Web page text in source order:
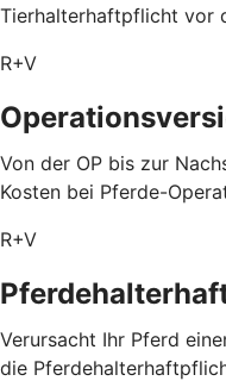
Tierhalterhaftpflicht vor
R+V
Von der OP bis zur
Kosten bei Pferde-
R+V
Verursacht Ihr Pferd
die